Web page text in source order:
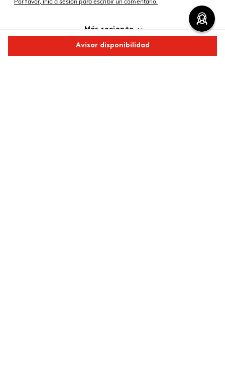
Avisar disponibilidad
Más reciente
Cargando comentarios…